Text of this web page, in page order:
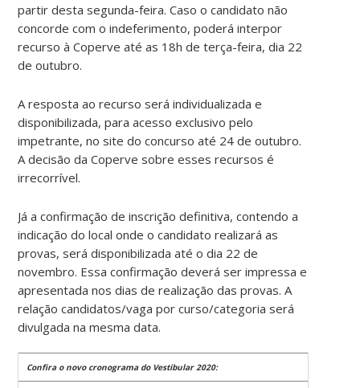
partir desta segunda-feira. Caso o candidato não
concorde com o indeferimento, poderá interpor
recurso à Coperve até as 18h de terça-feira, dia 22
de outubro.
A resposta ao recurso será individualizada e
disponibilizada, para acesso exclusivo pelo
impetrante, no site do concurso até 24 de outubro.
A decisão da Coperve sobre esses recursos é
irrecorrível.
Já a confirmação de inscrição definitiva, contendo a
indicação do local onde o candidato realizará as
provas, será disponibilizada até o dia 22 de
novembro. Essa confirmação deverá ser impressa e
apresentada nos dias de realização das provas. A
relação candidatos/vaga por curso/categoria será
divulgada na mesma data.
Confira o novo cronograma do Vestibular 2020: